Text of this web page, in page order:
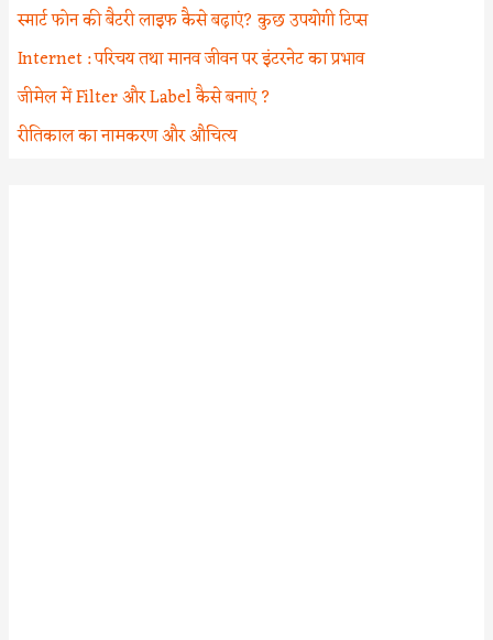
स्मार्ट फोन की बैटरी लाइफ कैसे बढ़ाएं? कुछ उपयोगी टिप्स
Internet : परिचय तथा मानव जीवन पर इंटरनेट का प्रभाव
जीमेल में Filter और Label कैसे बनाएं ?
रीतिकाल का नामकरण और औचित्य